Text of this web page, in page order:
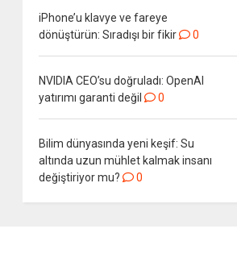
iPhone’u klavye ve fareye
dönüştürün: Sıradışı bir fikir
0
NVIDIA CEO’su doğruladı: OpenAI
yatırımı garanti değil
0
Bilim dünyasında yeni keşif: Su
altında uzun mühlet kalmak insanı
değiştiriyor mu?
0